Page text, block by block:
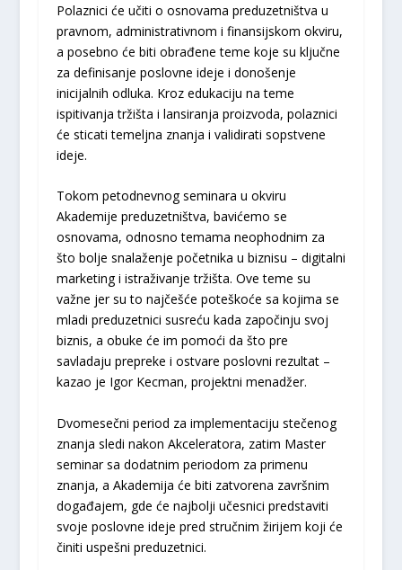
Polaznici će učiti o osnovama preduzetništva u
pravnom, administrativnom i finansijskom okviru,
a posebno će biti obrađene teme koje su ključne
za definisanje poslovne ideje i donošenje
inicijalnih odluka. Kroz edukaciju na teme
ispitivanja tržišta i lansiranja proizvoda, polaznici
će sticati temeljna znanja i validirati sopstvene
ideje.
Tokom petodnevnog seminara u okviru
Akademije preduzetništva, bavićemo se
osnovama, odnosno temama neophodnim za
što bolje snalaženje početnika u biznisu – digitalni
marketing i istraživanje tržišta. Ove teme su
važne jer su to najčešće poteškoće sa kojima se
mladi preduzetnici susreću kada započinju svoj
biznis, a obuke će im pomoći da što pre
savladaju prepreke i ostvare poslovni rezultat –
kazao je Igor Kecman, projektni menadžer.
Dvomesečni period za implementaciju stečenog
znanja sledi nakon Akceleratora, zatim Master
seminar sa dodatnim periodom za primenu
znanja, a Akademija će biti zatvorena završnim
događajem, gde će najbolji učesnici predstaviti
svoje poslovne ideje pred stručnim žirijem koji će
činiti uspešni preduzetnici.